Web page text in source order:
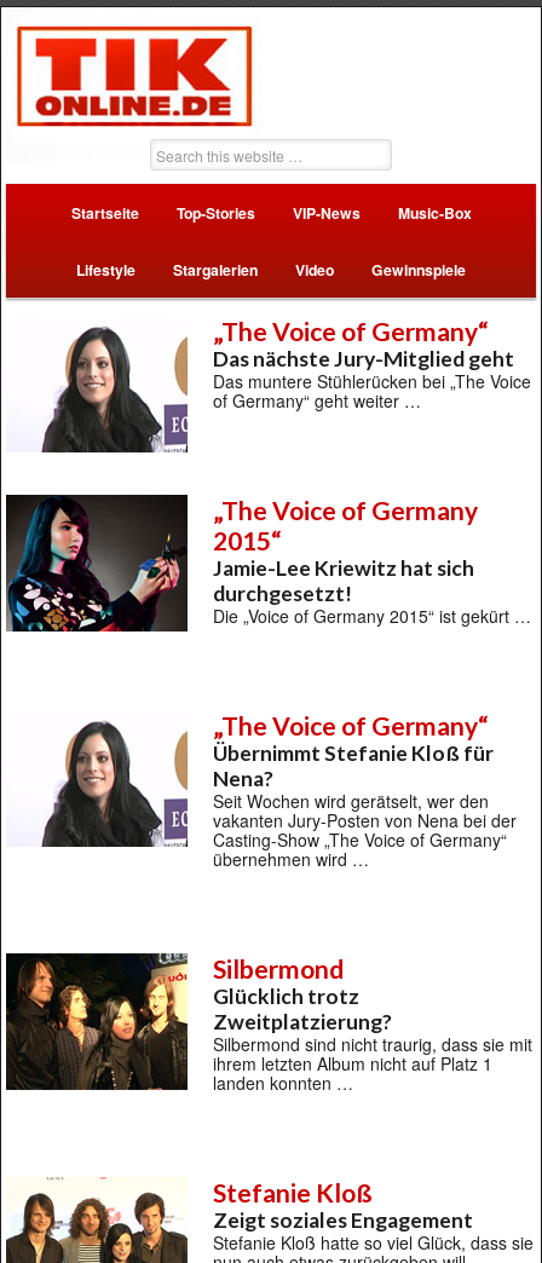
Startseite Top-Stories VIP-News Music-Box
Lifestyle Stargalerien Video Gewinnspiele
„The Voice of Germany“
Das nächste Jury-Mitglied geht
Das muntere Stühlerücken bei „The Voice
of Germany“ geht weiter …
„The Voice of Germany
2015“
Jamie-Lee Kriewitz hat sich
durchgesetzt!
Die „Voice of Germany 2015“ ist gekürt …
„The Voice of Germany“
Übernimmt Stefanie Kloß für
Nena?
Seit Wochen wird gerätselt, wer den
vakanten Jury-Posten von Nena bei der
Casting-Show „The Voice of Germany“
übernehmen wird …
Silbermond
Glücklich trotz
Zweitplatzierung?
Silbermond sind nicht traurig, dass sie mit
ihrem letzten Album nicht auf Platz 1
landen konnten …
Stefanie Kloß
Zeigt soziales Engagement
Stefanie Kloß hatte so viel Glück, dass sie